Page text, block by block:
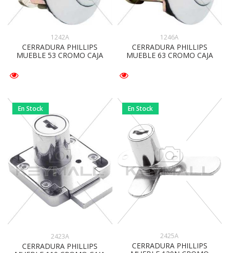
1242A
CERRADURA PHILLIPS
MUEBLE 53 CROMO CAJA
1246A
CERRADURA PHILLIPS
MUEBLE 63 CROMO CAJA
En Stock
2423A
CERRADURA PHILLIPS
En Stock
2425A
CERRADURA PHILLIPS